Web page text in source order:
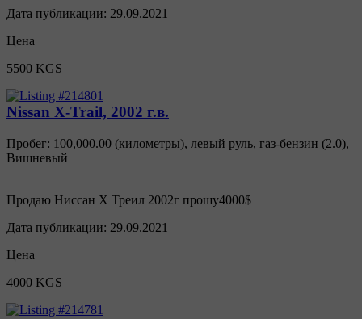
Дата публикации: 29.09.2021
Цена
5500 KGS
Nissan X-Trail, 2002 г.в.
Пробег: 100,000.00 (километры), левый руль, газ-бензин (2.0),
Вишневый
Продаю Ниссан Х Треил 2002г прошу4000$
Дата публикации: 29.09.2021
Цена
4000 KGS